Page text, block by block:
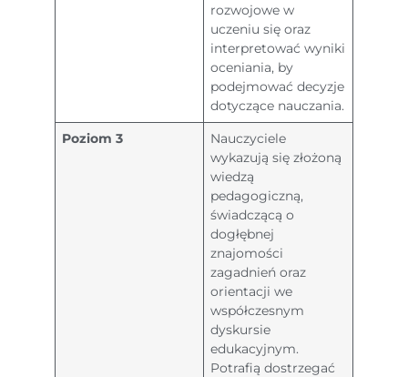
rozwojowe w
uczeniu się oraz
interpretować wyniki
oceniania, by
podejmować decyzje
dotyczące nauczania.
Poziom 3
Nauczyciele
wykazują się złożoną
wiedzą
pedagogiczną,
świadczącą o
dogłębnej
znajomości
zagadnień oraz
orientacji we
współczesnym
dyskursie
edukacyjnym.
Potrafią dostrzegać